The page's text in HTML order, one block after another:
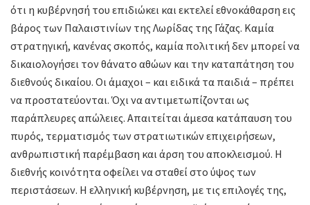
ότι η κυβέρνησή του επιδιώκει και εκτελεί εθνοκάθαρση εις
βάρος των Παλαιστινίων της Λωρίδας της Γάζας. Καμία
στρατηγική, κανένας σκοπός, καμία πολιτική δεν μπορεί να
δικαιολογήσει τον θάνατο αθώων και την καταπάτηση του
διεθνούς δικαίου. Οι άμαχοι – και ειδικά τα παιδιά – πρέπει
να προστατεύονται. Όχι να αντιμετωπίζονται ως
παράπλευρες απώλειες. Απαιτείται άμεσα κατάπαυση του
πυρός, τερματισμός των στρατιωτικών επιχειρήσεων,
ανθρωπιστική παρέμβαση και άρση του αποκλεισμού. Η
διεθνής κοινότητα οφείλει να σταθεί στο ύψος των
περιστάσεων. Η ελληνική κυβέρνηση, με τις επιλογές της,